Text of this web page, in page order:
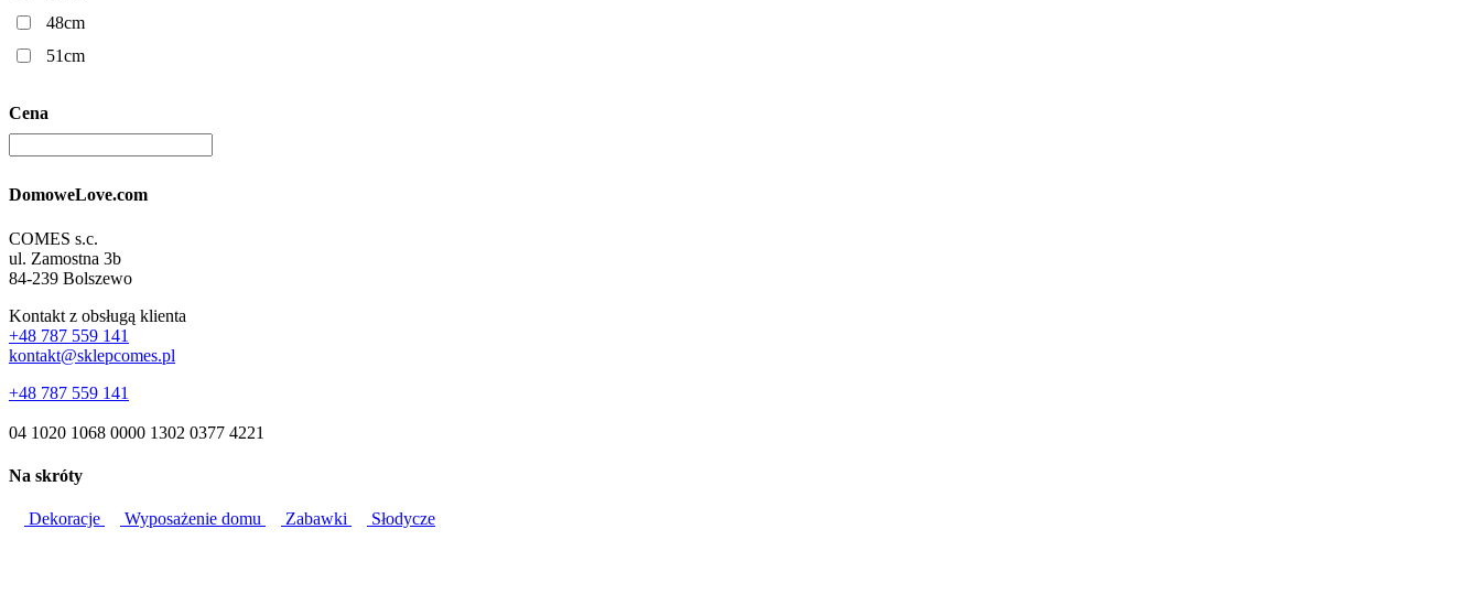
48cm
51cm
Cena
DomoweLove.com
COMES s.c.
ul. Zamostna 3b
84-239 Bolszewo
Kontakt z obsługą klienta
+48 787 559 141
kontakt@sklepcomes.pl
+48 787 559 141
04 1020 1068 0000 1302 0377 4221
Na skróty
Dekoracje Wyposażenie domu Zabawki Słodycze